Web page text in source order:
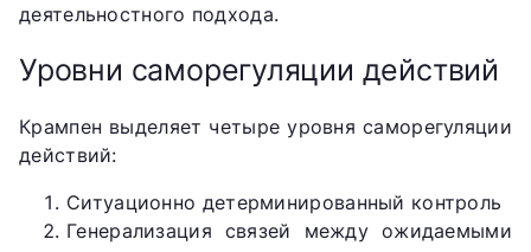
деятельностного подхода.
Уровни саморегуляции действий
Крампен выделяет четыре уровня саморегуляции
действий:
Ситуационно детерминированный контроль
Генерализация связей между ожидаемыми